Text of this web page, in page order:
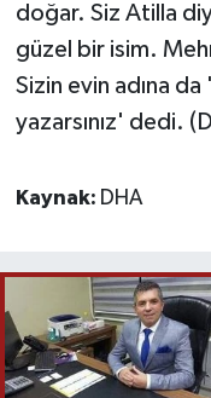
doğar. Siz Atilla
güzel bir isim.
Sizin evin adına
yazarsınız' dedi.
Kaynak: DHA